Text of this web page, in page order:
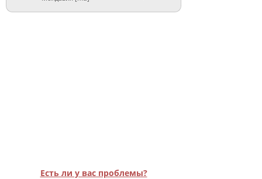
Есть ли у вас проблемы?